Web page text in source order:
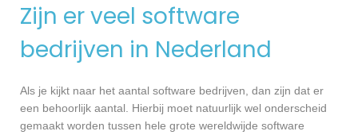
Zijn er veel software
bedrijven in Nederland
Als je kijkt naar het aantal software bedrijven, dan zijn dat er
een behoorlijk aantal. Hierbij moet natuurlijk wel onderscheid
gemaakt worden tussen hele grote wereldwijde software